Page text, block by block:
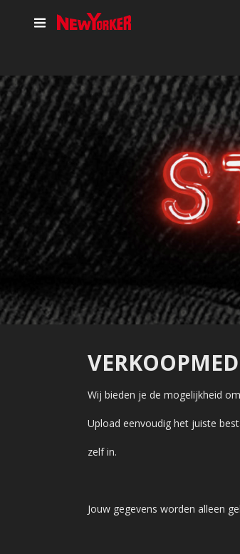
Wij bieden je de mogelijkheid
Upload eenvoudig het juiste
zelf in.
Jouw gegevens worden alleen